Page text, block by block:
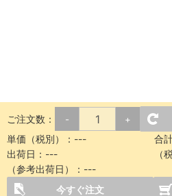
ご注文数： - +
単価（税別）： --- 合
出荷日： --- （
（参考出荷日）： ---
今すぐ注文